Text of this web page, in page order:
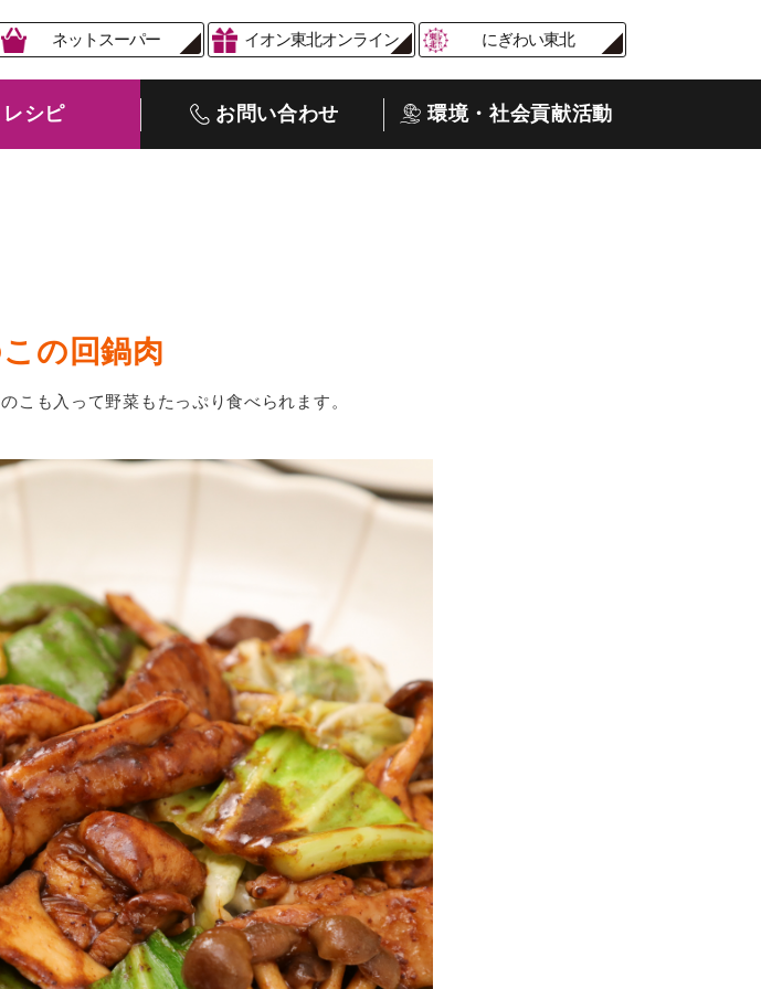
ネットスーパー イオン東北オンライン にぎわい東北
レシピ お問い合わせ 環境・社会貢献活動
の回鍋肉
こも入って野菜もたっぷり食べられます。